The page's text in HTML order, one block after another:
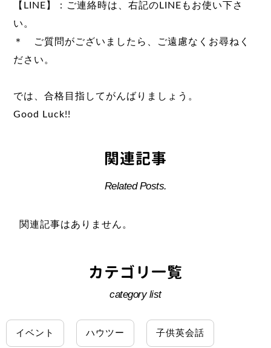
【LINE】：ご連絡時は、右記のLINEもお使い下さ
い。
＊ ご質問がございましたら、ご遠慮なくお尋ねく
ださい。
では、合格目指してがんばりましょう。
Good Luck!!
関連記事
Related Posts.
関連記事はありません。
カテゴリ一覧
category list
イベント ハウツー 子供英会話